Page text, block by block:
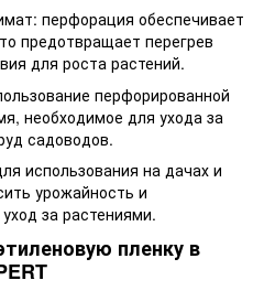
перфорация обеспечивает
предотвращает перегрев
для роста растений.
перфорированной
необходимое для ухода за
садоводов.
использования на дачах и
урожайность и
за растениями.
пленку в